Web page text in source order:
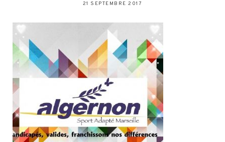
21 SEPTEMBRE 2017